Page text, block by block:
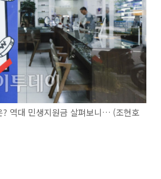
역대 민생지원금 살펴보니… (조현호